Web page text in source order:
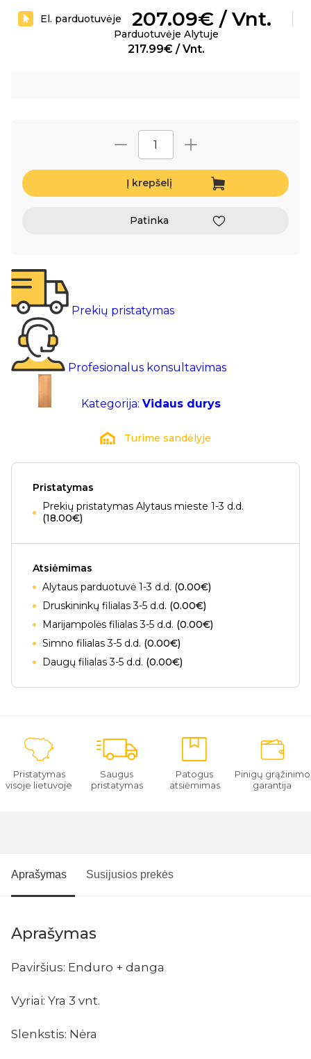
El. parduotuvėje 207.09€ / Vnt.
Parduotuvėje Alytuje
217.99€ / Vnt.
Į krepšelį
Patinka
Prekių pristatymas
Profesionalus konsultavimas
Kategorija: Vidaus durys
Turime sandėlyje
Pristatymas
Prekių pristatymas Alytaus mieste 1-3 d.d.
(18.00€)
Atsiėmimas
Alytaus parduotuvė 1-3 d.d. (0.00€)
Druskininkų filialas 3-5 d.d. (0.00€)
Marijampolės filialas 3-5 d.d. (0.00€)
Simno filialas 3-5 d.d. (0.00€)
Daugų filialas 3-5 d.d. (0.00€)
Pristatymas
visoje lietuvoje
Saugus
pristatymas
Patogus
atsiėmimas
Pinigų grąžinimo
garantija
Aprašymas Susijusios prekės
Aprašymas
Paviršius: Enduro + danga
Vyriai: Yra 3 vnt.
Slenkstis: Nėra